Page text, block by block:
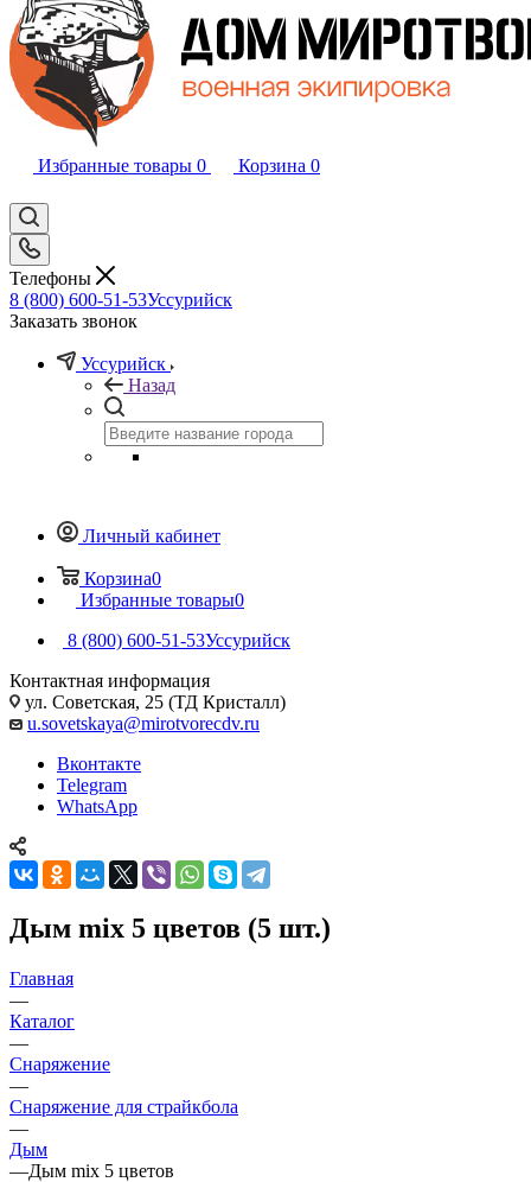
Избранные товары 0 Корзина 0
Телефоны
8 (800) 600-51-53Уссурийск
Заказать звонок
Уссурийск
Назад
Личный кабинет
Корзина0
Избранные товары0
8 (800) 600-51-53Уссурийск
Контактная информация
ул. Советская, 25 (ТД Кристалл)
u.sovetskaya@mirotvorecdv.ru
Вконтакте
Telegram
WhatsApp
Дым mix 5 цветов (5 шт.)
Главная
—
Каталог
—
Снаряжение
—
Снаряжение для страйкбола
—
Дым
—Дым mix 5 цветов